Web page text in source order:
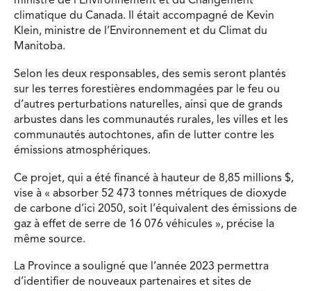
climatique du Canada. Il était accompagné de Kevin
Klein, ministre de l’Environnement et du Climat du
Manitoba.
Selon les deux responsables, des semis seront plantés
sur les terres forestières endommagées par le feu ou
d’autres perturbations naturelles, ainsi que de grands
arbustes dans les communautés rurales, les villes et les
communautés autochtones, afin de lutter contre les
émissions atmosphériques.
Ce projet, qui a été financé à hauteur de 8,85 millions $,
vise à « absorber 52 473 tonnes métriques de dioxyde
de carbone d’ici 2050, soit l’équivalent des émissions de
gaz à effet de serre de 16 076 véhicules », précise la
même source.
La Province a souligné que l’année 2023 permettra
d’identifier de nouveaux partenaires et sites de